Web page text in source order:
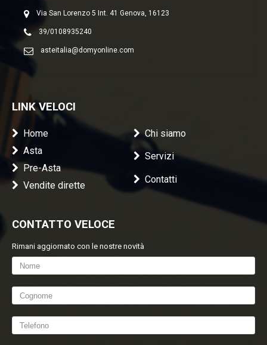
Via San Lorenzo 5 Int. 41 Genova, 16123
39/0108935240
asteitalia@domyonline.com
LINK VELOCI
Home
Asta
Pre-Asta
Vendite dirette
Chi siamo
Servizi
Contatti
CONTATTO VELOCE
Rimani aggiornato con le nostre novità